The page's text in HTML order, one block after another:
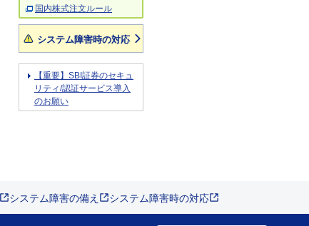
国内株式注文ルール
システム障害時の対応
【重要】SBI証券のセキュ
リティ/認証サービス導入
のお願い
システム障害の備え システム障害時の対応